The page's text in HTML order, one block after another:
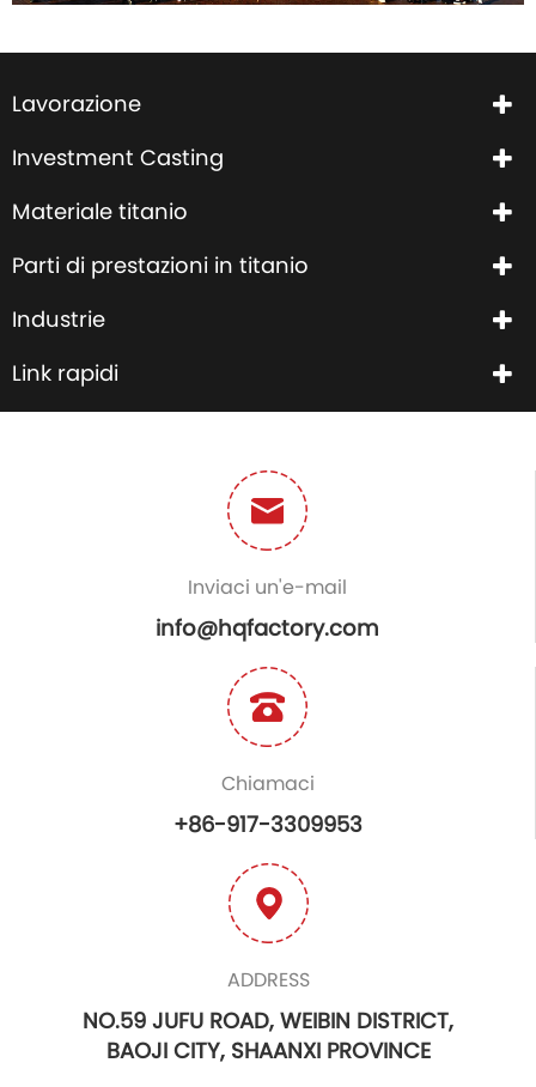
Lavorazione
Investment Casting
Materiale titanio
Parti di prestazioni in titanio
Industrie
Link rapidi
Inviaci un'e-mail
info@hqfactory.com
Chiamaci
+86-917-3309953
ADDRESS
NO.59 JUFU ROAD, WEIBIN DISTRICT,
BAOJI CITY, SHAANXI PROVINCE